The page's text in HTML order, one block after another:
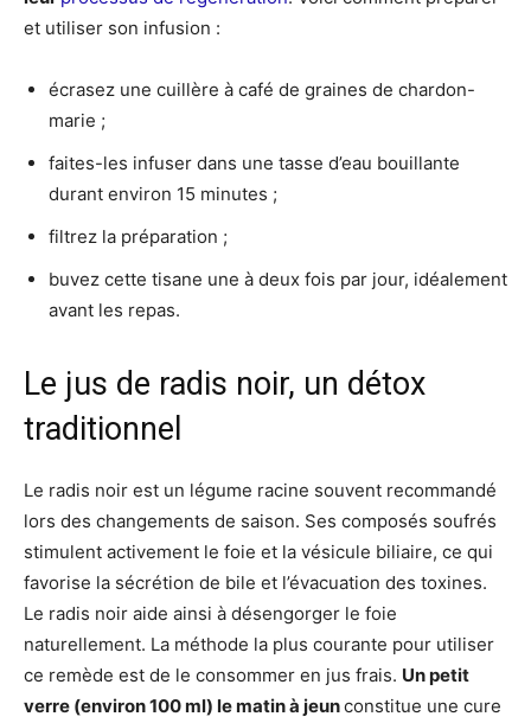
et utiliser son infusion :
écrasez une cuillère à café de graines de chardon-
marie ;
faites-les infuser dans une tasse d’eau bouillante
durant environ 15 minutes ;
filtrez la préparation ;
buvez cette tisane une à deux fois par jour, idéalement
avant les repas.
Le jus de radis noir, un détox
traditionnel
Le radis noir est un légume racine souvent recommandé
lors des changements de saison. Ses composés soufrés
stimulent activement le foie et la vésicule biliaire, ce qui
favorise la sécrétion de bile et l’évacuation des toxines.
Le radis noir aide ainsi à désengorger le foie
naturellement. La méthode la plus courante pour utiliser
ce remède est de le consommer en jus frais. Un petit
verre (environ 100 ml) le matin à jeunconstitue une cure